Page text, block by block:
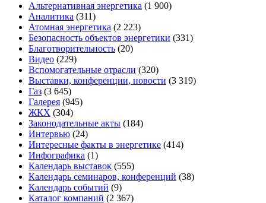
Альтернативная энергетика (1 900)
Аналитика (311)
Атомная энергетика (2 223)
Безопасность объектов энергетики (331)
Благотворительность (20)
Видео (229)
Вспомогательные отрасли (320)
Выставки, конференции, новости (3 319)
Газ (3 645)
Галерея (945)
ЖКХ (304)
Законодательные акты (184)
Интервью (24)
Интересные факты в энергетике (414)
Инфографика (1)
Календарь выставок (555)
Календарь семинаров, конференций (38)
Календарь событий (9)
Каталог компаний (2 367)